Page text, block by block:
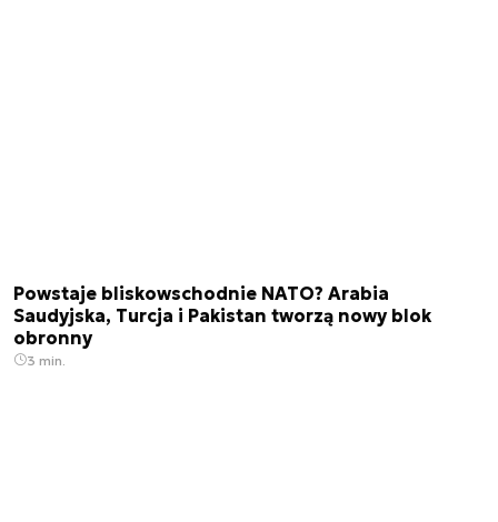
Powstaje bliskowschodnie NATO? Arabia
Saudyjska, Turcja i Pakistan tworzą nowy blok
obronny
3 min.